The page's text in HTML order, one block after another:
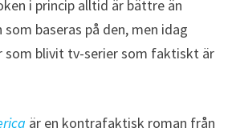
i princip alltid är bättre än
baseras på den, men idag
som blivit tv-serier som faktiskt är
är en kontrafaktisk roman från